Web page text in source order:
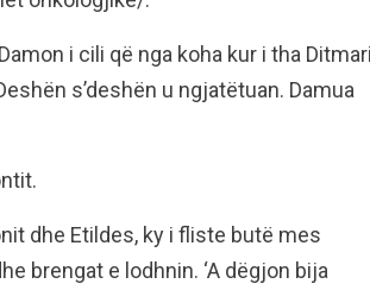
i cili që nga koha kur i tha
s’deshën u ngjatëtuan. Damua
dhe Etildes, ky i fliste butë mes
brengat e lodhnin. ‘A dëgjon bija